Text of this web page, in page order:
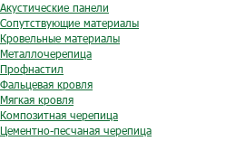
Акустические панели
Сопутствующие материалы
Кровельные материалы
Металлочерепица
Профнастил
Фальцевая кровля
Мягкая кровля
Композитная черепица
Цементно-песчаная черепица